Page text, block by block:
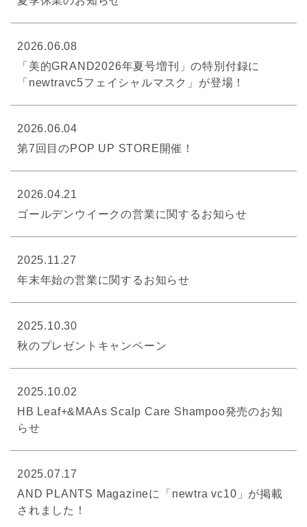
2026.06.08
「美的GRAND2026年夏号増刊」の特別付録に
「newtravc5フェイシャルマスク」が登場！
2026.06.04
第7回目のPOP UP STORE開催！
2026.04.21
ゴールデンウイークの営業に関するお知らせ
2025.11.27
年末年始の営業に関するお知らせ
2025.10.30
秋のプレゼントキャンペーン
2025.10.02
HB Leaf+&MAAs Scalp Care Shampoo発売のお知
らせ
2025.07.17
AND PLANTS Magazineに「newtra vc10」が掲載
されました！